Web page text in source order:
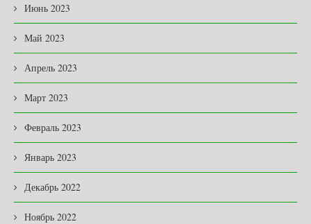
Июнь 2023
Май 2023
Апрель 2023
Март 2023
Февраль 2023
Январь 2023
Декабрь 2022
Ноябрь 2022